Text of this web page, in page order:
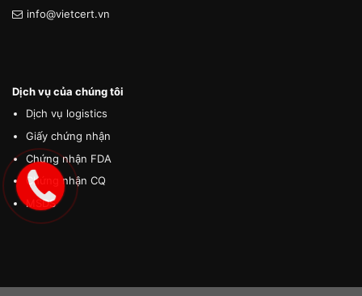
info@vietcert.vn
Dịch vụ của chúng tôi
Dịch vụ logistics
Giấy chứng nhận
Chứng nhận FDA
Chứng nhận CQ
MSDS